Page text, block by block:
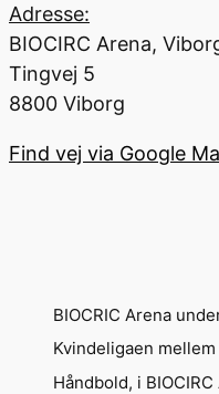
Adresse:
BIOCIRC Arena,
Tingvej 5
8800 Viborg
Find vej via Google
BIOCRIC Arena
Kvindeligaen
Håndbold, i